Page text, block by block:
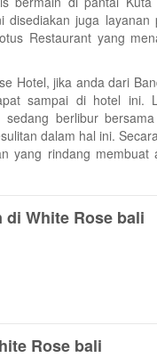
disediakan juga
Restaurant yang
Hotel, jika anda dari
sampai di hotel ini.
berlibur
dalam hal ini.
yang rindang
di White Rose bali
Rose bali